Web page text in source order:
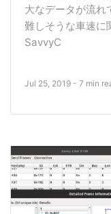
大なデータが流れ
難しそうな車速に
SavvyC
Jul 25, 2019 - 7 min